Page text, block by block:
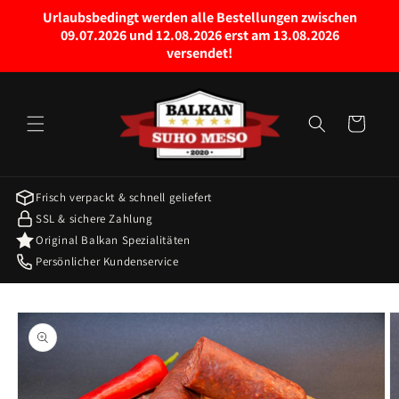
садржај
Urlaubsbedingt werden alle Bestellungen zwischen
09.07.2026 und 12.08.2026 erst am 13.08.2026
versendet!
Frisch verpackt & schnell geliefert
SSL & sichere Zahlung
Original Balkan Spezialitäten
Persönlicher Kundenservice
Пређите на
информације
о производу